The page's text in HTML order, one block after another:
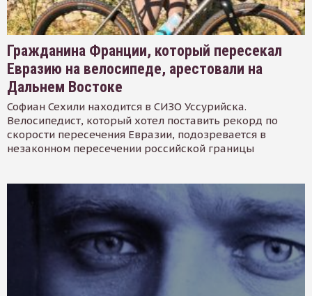
Гражданина Франции, который пересекал
Евразию на велосипеде, арестовали на
Дальнем Востоке
Софиан Сехили находится в СИЗО Уссурийска.
Велосипедист, который хотел поставить рекорд по
скорости пересечения Евразии, подозревается в
незаконном пересечении российской границы